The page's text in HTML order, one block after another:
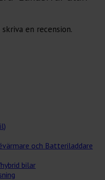
en recension.
och Batteriladdare
bilar